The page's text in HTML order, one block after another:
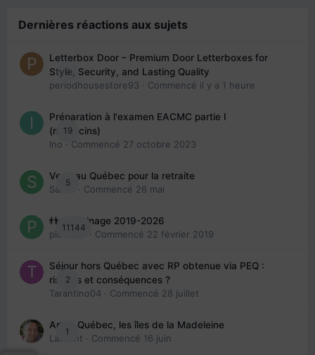
Dernières réactions aux sujets
0
Letterbox Door – Premium Door Letterboxes for
Style, Security, and Lasting Quality
periodhousestore93 · Commencé il y a 1 heure
19
Préparation à l'examen EACMC partie I
(médecins)
Ino · Commencé 27 octobre 2023
5
Venir au Québec pour la retraite
Sab74
· Commencé 26 mai
11144
👬 Parrainage 2019-2026
piinoush · Commencé 22 février 2019
2
Séjour hors Québec avec RP obtenue via PEQ :
risques et conséquences ?
Tarantino04 · Commencé 28 juillet
1
Arte : Québec, les îles de la Madeleine
Laurent · Commencé 16 juin